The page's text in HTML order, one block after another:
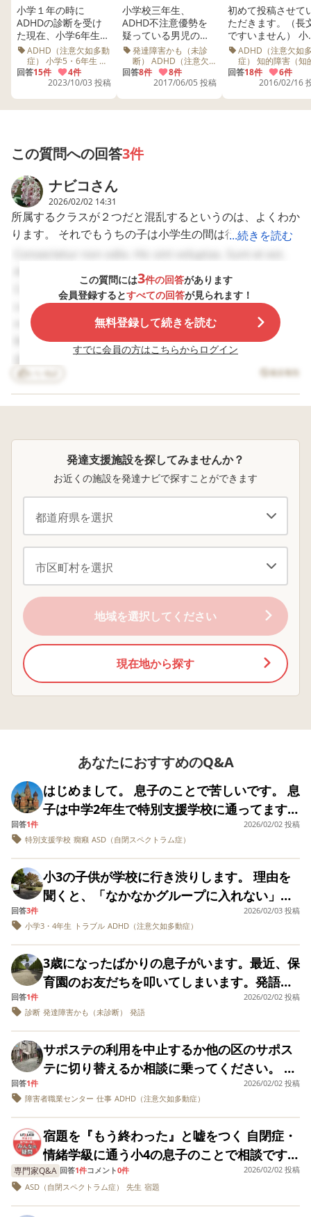
息子自身は、支援級に行っていて受けれなかった授業があ
ったりすると、交流級で｢前回の続きの、○○からするよ
ー｣と言われても分からないと言ってます。
ただ｢○○するよ｣と言われ、皆はすぐ道具を出してるけ
ど、自分は分からなくて混乱するとも言っていました。
ないかなと感じてます。
支援級と交流級、両方で係や当番があったり、支援級の今
のクラスでは、独自の係もあります。
息子は常に忙しいと言っていて、最近は帰宅後疲れたとず
っと言っています。
心理士さんからは、“新しい事を覚えるのが苦手”と聞きま
した。
勉強は今のところ問題ありません。
作文や自分の気持ちを書くのが苦手で、そこはアドバイス
を色々聞きフォロー中です。
この様な感じなのですが…ADHDの子には、支援級と交流
級の行き来やら、物の置場所が多数…係の仕事も２倍以
す。
どう合理的配慮や交流頻度にしているのか、経験談やアド
バイス頂きたいです。
ASDとADHD両方グレーな感じで持ってるかなとは思って
たのですが、２年生になり環境が合わずADHDな面が一気
に全面に出てきた感じです。
(１番の理由は支援級担任と合わず…今は教育相談センタ
ーや支援コーディネーターの先生に介入して貰っていま
す)
～１年生までは回りを見て理解や、分からなかったら先生
に頼る事が出来ていましたが、２年生では上記の理由で全
くヘルプが出せませんでした。
用しているので、まず環境をちゃんと整えてあげたいで
長年娘の方でお世話になっているOTさんには、交流メイ
ンにして本当に支援が必要なモノだけ支援級or個別指導
塾の案も貰いましたが…思いっきりが必要だなと感じてま
す。
宜しくお願い致します。
小学１年の時に
ADHDの診断を受け
た現在、小学6年生の
男児の母です。 物の
管理が全く出来ずい
つも探し物をしてい
る状態で、探し物の
途中に他の事が気に
なり探し物をしてい
つかなくなる上に余
計に散らかす為にど
んどん物を失う。 ま
た先送りの癖が強
く、先の予定に対す
る見通しがつかない
為に無計画、無責任
と言う評価を受けや
年4月より地元の公立
中学校に入学する予
定ですが、宿題の持
ち帰り忘れや提出忘
れが今すでに酷い状
態で、またウィスク
の結果からも処理速
度と知覚推理、ワー
く板書等も苦手で
す。 中学では内申点
を取るためにテスト
で皆様にご相談です
が、中学校に入学す
る前に事前に中学校
の先生方へ特性理解
の為の相談をされま
したか？ 相談された
場合は、入学前に教
頭先生？に連絡して
面談されましたか？
スクールカウンセラ
ー？ また発達の特性
について中学校では
合理的配慮をどこま
でお願いしても良い
物なんでしょうか？
どこまでをお願いさ
れましたか？ 小学校
では1年生の頃に担任
の先生より、もしか
したら何か困り事を
済で、また週に一度
の通級利用や日頃よ
り担任の先生には声
掛けなど協力もして
もらい、気にかけて
頂いているなと感じ
感謝しているほどで
生の方針で学校のお
友だち達への公表は
しておりません。
（主治医の先生は、
発達障害に無理解な
人がほとんどで障害
る可能性があるため
小学校や中学校の間
は公表する必要はな
いと言う考えです）
そのため、中学校で
も公表しないつもり
と科目によって先生
が代わる為に、誰に
どのタイミングで相
談しておけば良いの
か見当もつかず相談
させていただきまし
ADHD（注意欠如多動
症） 小学5・6年生 病
院 診断 小学校 スクー
ルカウンセラー 宿題
慮
回答15件
4件
2023/10/03 投稿
小学校三年生、
ADHD不注意優勢を
疑っている男児の母
親です。 未就園児の
時は、多動で場所や
時関係なく興奮し手
はつなげず振り払い
走り出してしまうよ
うな子でした。出先
り、コミュニケーシ
ョンが取れない指示
パーや公園にも行け
なくなるほどでし
た。 幼稚園に入り、
だんと落ちつきまし
たが気になったの
は、運動会では一応
列や輪には入ってま
はお友達にちょっか
いたり、年長になれ
いたり… 体育指導な
したり発表会ではセ
リフを忘れてしまっ
たり… とにかく本来
緊張感のある場面
感じられなかった
り、やっぱり他の子
達とのコミュニケー
ションも下手、知っ
てる言葉、物の名前
ま少なく、楽しいこ
とに流されやすくつ
かみどころのない我
が子にずっと私自身
悩んできました。 入
学し、はじめは学校
での日常は問題なく
らず、一言個別で説
明がないと課題に自
分で取り組めない、
テストに取りかかれ
ない。授業参観での
クラス補助の先生が
きっきり、上履きを
上履きいれごと無く
したり、自己管理の
意識がなく、理解力
めて考えて相手と会
見られないし色んな
気になることを目の
当たりにしてやっぱ
りなにかあるんで
わりに学校や教育セ
けました。 IQは１０
０ 他も平均でしたが
知覚推理のみ20以上
が、一通り早口な機
ィスクの説明を聞
き、そんなに気にし
ないでください問題
がでたら対処しまし
ょう早生まれだし三
発達障害かも（未診
断） ADHD（注意欠
如多動症） 小学3・4
年生 IQ 教育センター
ニケーション 運動 幼
稚園 小学校 運動会 先
回答8件
8件
2017/06/05 投稿
初めて投稿させて
ただきます。（長
ですいません） 小学
校低学年からお友
と喧嘩になると（
分の気持ちを口で
手く伝えられず）
を出して叩いてし
ったり、友達の鉛
帳に 書いた宿題を
に着く前に消して
ら持ち帰り 私に見
たり、 卒業半月前に
は（皆に相手にし
もらいたくて）休
時間に学校を抜け
しコンビニでお菓
を買いに行き友達
配り学校に呼び出
れたり… 問題行動
の無い月はありま
の健診、就学時の
相談を勧められる
も無かったので、
達障害であるとは
わす、ただ単に言
事きかない子、や
るだけだと厳しく
導してきました。 小
学校の高学年、中
に手を出す事は無
なりましたが、中
に入っても忘れ物
多い、嘘をつく、
ぶのを禁止してい
BB弾を友達から貰
てくる、自分の物
ゃない消しゴム、
ャーペンを持って
って来る、集中力
すがにおかしいと
ちにADHDの事を
り児童精神科への
約を入れました。
して三ヶ月前に病
されました。 何をど
うすればいいのか
からず…今の担任
学校のカウンセラ
にも相談しました
すから大丈夫でし
う。成績は悪いの
で、ご家庭で個別
導の塾や家庭教師
つけるなどの学習
しょうし様子を見
しょう」と言われ
した。 医師からは
「来月から薬を始
「通級に行けばど
ですか？」と勧め
れ、月１で相談し
めた教育センター
ADHD（注意欠如
症） 知的障害（知
発達症） 中学生・
校生 二次障害 教
童精神科 忘れ物 病
診断 学習 塾 小学
回答18件
6件
2016/02/16
この質問への回答3件
ナビコさん
2026/02/02 14:31
所属するクラスが２つだと混乱するというのは、よくわか
ります。 それでもうちの子は小学生の間は行き来する生
活をしていて、それで鍛えられた面もあるのかワーキング
メモリーはかなり上がりました。 しかし中学生になる
と、支援級で受けた授業のプリントが普通級に戻ると机に
入っていて、プリントを二重にもらうようになりました。
プリント整理ができない子どもはそのまま持って帰って、
整理する親の方が大混乱して自宅で勉強を教えるのにも混
乱が生じて、１年の２学期からは普通級に全交流という形
で、一つにまとめてやりやすくなりました、親がですが。
プリント二重配布は、小学生の時も同様だったのですが、
中学では教材が多すぎて管理が困難、小学生では何とかな
ければ気にしないという対応もできますが、公立高校受験
を希望しているので、提出や内容理解を親が把握する事は
大事なので、交流に絞りました。 ただ中学校で普通級全
交流できているのは、小学校で交流の多い生活をしてきた
からこそ、できる事でもあります。 お子さんの場合、低
い流動性推理とワーキングメモリーが90未満なら、支援
学級メインでやっていった方が負担が減るかも。 しかし
凹が90以上あるならば、服薬しながら交流を多くこなす
方が、将来の選択肢は増えるでしょう。 今だけでなく、
高校をどう考えているかにもよります。
...続きを読む
Consectetur non odio. Hic sint voluptas. Sunt et est.
Ad fugit maxime. Adipisci molestias recusandae.
Corporis sapiente voluptatem. Quis aliquid
consequatur. Molestias similique voluptate. Porro
magni voluptatem. Perspiciatis voluptates eius.
Repellat veritatis quia. In et velit. Adipisci aperiam
debitis. Minus qui eum. Excepturi quas deleniti.
Praesentium nostrum eligendi. Autem quam dolores.
Vitae delectus temporibus. Commodi voluptatem
incidunt. Et libero eos. Impedit cum adipisci. Libero
voluptatem. Sequi enim dolore. Et iste sint. Ut
consequatur id. Eaque dolorem voluptate. Vitae natus
quia. Deserunt voluptatum quae.
この質問には3件の回答があります
会員登録するとすべての回答が見られます！
無料登録して続きを読む
すでに会員の方はこちらからログイン
いいね 違反報告
発達支援施設を探してみませんか？
お近くの施設を発達ナビで探すことができます
地域を選択してください
現在地から探す
あなたにおすすめのQ&A
はじめまして。 息子のことで苦しいです。 息
子は中学2年生で特別支援学校に通ってます。
自閉症で知的障害があります。 短い言葉や絵
などでコミュニケーションを取ります。 穏や
多動や癇癪があり子育ては大変でしたが、最
近は周りの方の支援を借り だいぶ落ち着いて
きました。 しかし、年末年始の冬休みに入っ
た途端 いきなり蹴ってきて、それから毎日夜
になると目つきが変わり暴力が始まりまし
た。 日に日にエスカレートして警察を呼びま
した。10日間我慢しました。 とうとう限界が
来て今は精神科に入院してます。 その間いろ
んなことを考え、相談に行き葛藤もありまし
たが、児童相談所に行って県内にある入所施
設に入ることを決めました。 しかし、入所施
設が空きがなくて簡単に入ることができない
息子の様子は穏やかです。早く健康的で本来
大好きな学校の生活を取り戻してあげたいと
思っています。 病院の先生、児童相談所、役
所関係の支援センターの方々、全てを頼りま
したが 解決法がないです。 このまま、息子を
回答1件
2026/02/02 投稿
特別支援学校 癇癪 ASD（自閉スペクトラム症）
小3の子供が学校に行き渋りします。 理由を
聞くと、「なかなかグループに入れない」と
か「僕友達いないし、きっとみんな僕なんて
いなくなってもいいと思ってるんだ」などと
仲良く出来て活発だったようなのですが、小2
の頃トラブルがあってから人が変わったよう
に消極的になってしまいました。 勉強も苦手
で、グループ活動もサポートはあるものの上
手く輪に入れなくてとても辛いみたいです。
周りが気になりすぎて疲れてしまうので週に2
時間ほど情緒級に通ってます。 ここからどう
したら学校生活を少しでも良くしてあげられ
るでしょうか？ よろしくお願いします。
回答3件
2026/02/03 投稿
小学3・4年生 トラブル ADHD（注意欠如多動症）
3歳になったばかりの息子がいます。最近、保
育園のお友だちを叩いてしまいます。発語遅
延で全く話せない訳ではないですが、やはり
周りの子にくらべるとまだまだです。まだ診
す。４月から療育に通うように動いてはいま
すが、まずお友だちを叩く行為をやめさせた
いのですが上手くいきません。 朝、園に行っ
て挨拶代わりに叩いてしまうのがルーティン
化してしまってる様な気がします。 どうすれ
ばやめてくれるのか、効果的なのか、悩んで
います。
回答1件
2026/02/02 投稿
診断 発達障害かも（未診断） 発語
サポステの利用を中止するか他の区のサポス
テに切り替えるか相談に乗ってください。 中
年なのでサポステ自体自分が利用する場所で
はないと感じていますが 他にもっと適した場
用を開始しました) サポステの利用自体やめ
るか、他の区のサポステを利用するか 利用期
間は１年と決まっているので、もし今のサポ
回答1件
2026/02/02 投稿
障害者職業センター 仕事 ADHD（注意欠如多動症）
宿題を『もう終わった』と嘘をつく 自閉症・
情緒学級に通う小4の息子のことで相談です。
最近、宿題を『もう終わった』と嘘をつくこ
とが増え、実際は未提出なのを先生から指摘
されて知りました。本人は指摘されるのを極
専門家Q&A 回答1件コメント0件
2026/02/02 投稿
ASD（自閉スペクトラム症）
先生 宿題